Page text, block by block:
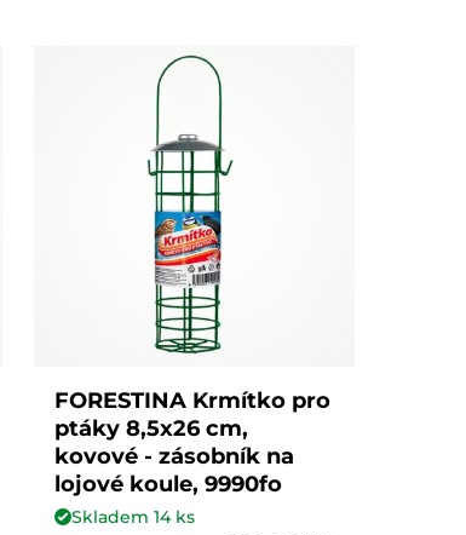
FORESTINA Krmítko pro
ptáky 8,5x26 cm,
kovové - zásobník na
lojové koule, 9990fo
Skladem14ks